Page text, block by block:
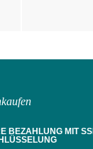
BEZAHLUNG MIT